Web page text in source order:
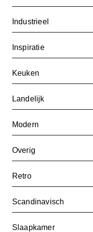
Industrieel
Inspiratie
Keuken
Landelijk
Modern
Overig
Retro
Scandinavisch
Slaapkamer